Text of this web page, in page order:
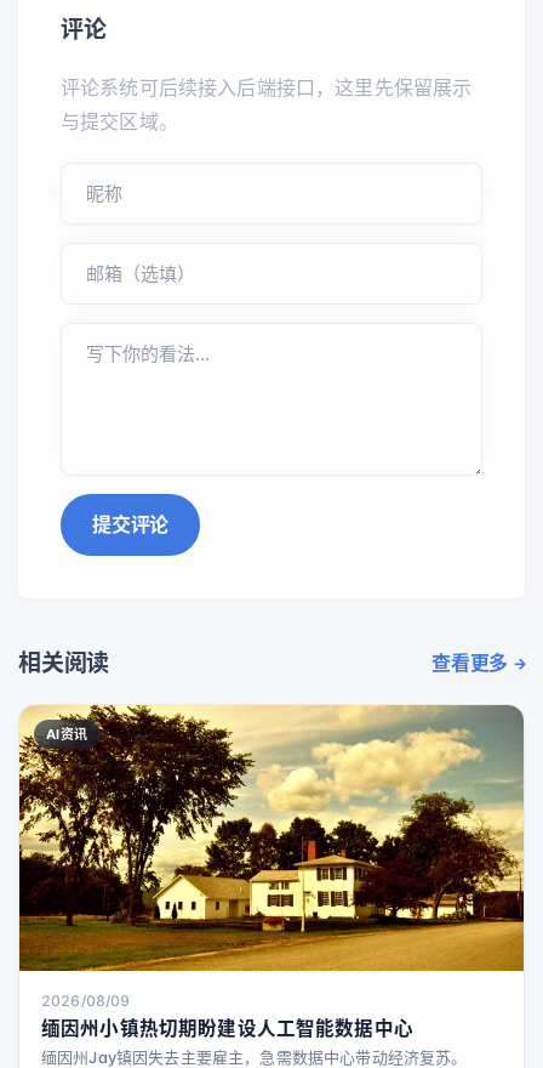
评论
评论系统可后续接入后端接口，这里先保留展示
与提交区域。
提交评论
相关阅读 查看更多
AI资讯
2026/08/09
缅因州小镇热切期盼建设人工智能数据中心
缅因州Jay镇因失去主要雇主，急需数据中心带动经济复苏。